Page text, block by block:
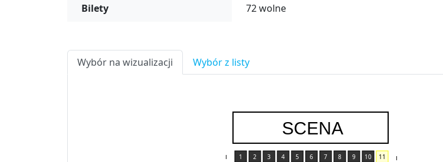
Bilety 72 wolne
Wybór na wizualizacji Wybór z listy
SCENA
1 2 3 4 5 6 7 8 9 10
11